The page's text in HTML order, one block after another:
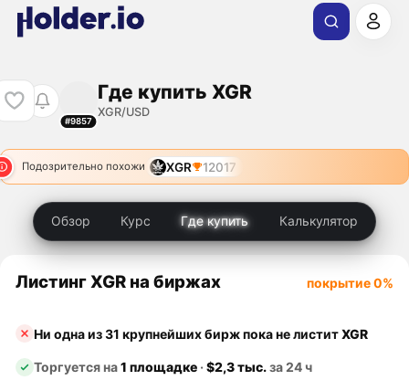
#9857
Где купить XGR
XGR/USD
Подозрительно похожи XGR 12017
Обзор Курс Где купить Калькулятор
Листинг XGR на биржах покрытие 0%
Ни одна из 31 крупнейших бирж пока не листитXGR
Торгуется на1 площадке ·$2,3 тыс.за 24 ч